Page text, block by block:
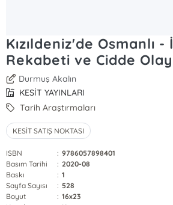
Kızıldeniz'de Osmanlı -
Rekabeti ve Cidde
Durmuş Akalın
KESİT YAYINLARI
Tarih Araştırmaları
KESİT SATIŞ NOKTASI
ISBN : 9786057898401
Basım Tarihi
: 2020-08
Baskı
: 1
Sayfa Sayısı
: 528
Boyut
: 16x23